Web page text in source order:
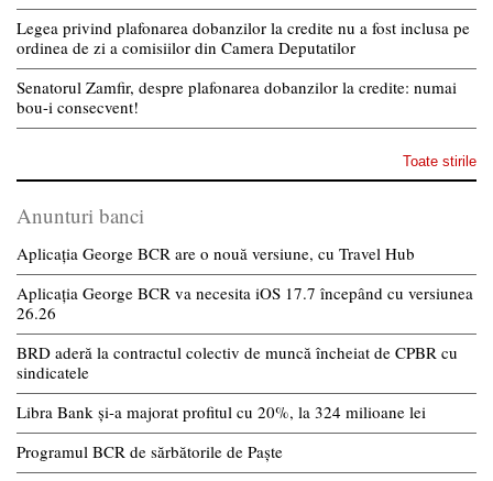
Legea privind plafonarea dobanzilor la credite nu a fost inclusa pe
ordinea de zi a comisiilor din Camera Deputatilor
Senatorul Zamfir, despre plafonarea dobanzilor la credite: numai
bou-i consecvent!
Toate stirile
Anunturi banci
Aplicația George BCR are o nouă versiune, cu Travel Hub
Aplicația George BCR va necesita iOS 17.7 începând cu versiunea
26.26
BRD aderă la contractul colectiv de muncă încheiat de CPBR cu
sindicatele
Libra Bank și-a majorat profitul cu 20%, la 324 milioane lei
Programul BCR de sărbătorile de Paște